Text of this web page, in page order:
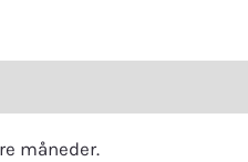
måneder.